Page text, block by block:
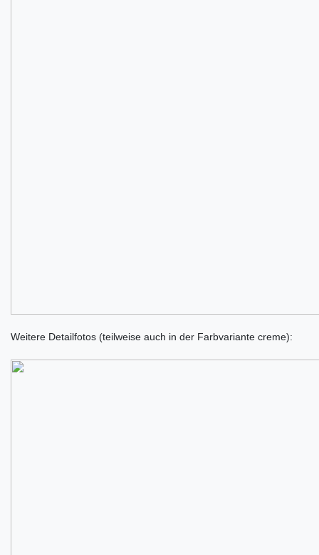
Weitere Detailfotos (teilweise auch in der Farbvariante creme):